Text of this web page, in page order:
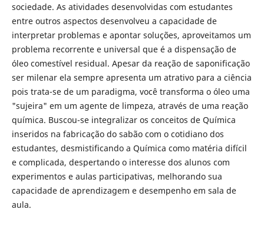
sociedade. As atividades desenvolvidas com estudantes
entre outros aspectos desenvolveu a capacidade de
interpretar problemas e apontar soluções, aproveitamos um
problema recorrente e universal que é a dispensação de
óleo comestível residual. Apesar da reação de saponificação
ser milenar ela sempre apresenta um atrativo para a ciência
pois trata-se de um paradigma, você transforma o óleo uma
"sujeira" em um agente de limpeza, através de uma reação
química. Buscou-se integralizar os conceitos de Química
inseridos na fabricação do sabão com o cotidiano dos
estudantes, desmistificando a Química como matéria difícil
e complicada, despertando o interesse dos alunos com
experimentos e aulas participativas, melhorando sua
capacidade de aprendizagem e desempenho em sala de
aula.